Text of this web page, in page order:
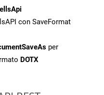
con SaveFormat
per
DOTX